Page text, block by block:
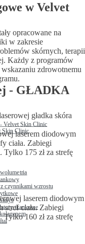
w Velvet
opracowane na
w zakresie
skórnych, terapii
Każdy z programów
zdrowotnemu
- GŁADKA
laserem diodowym
ciała. Zabiegi
175 zł za strefę
laserem diodowym
ciała. Zabiegi
160 zł za strefę
Velvet Skin Clinic
Skin Clinic
czynnikami wzrostu
tkankowe